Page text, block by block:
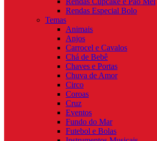
Rendas Especial Bolo
Temas
Animais
Anjos
Carrocel e Cavalos
Chá de Bebê
Chaves e Portas
Chuva de Amor
Circo
Coroas
Cruz
Eventos
Fundo do Mar
Futebol e Bolas